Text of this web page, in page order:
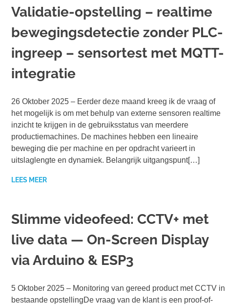
Validatie-opstelling – realtime
bewegingsdetectie zonder PLC-
ingreep – sensortest met MQTT-
integratie
26 Oktober 2025 – Eerder deze maand kreeg ik de vraag of
het mogelijk is om met behulp van externe sensoren realtime
inzicht te krijgen in de gebruiksstatus van meerdere
productiemachines. De machines hebben een lineaire
beweging die per machine en per opdracht varieert in
uitslaglengte en dynamiek. Belangrijk uitgangspunt[…]
LEES MEER
Slimme videofeed: CCTV+ met
live data — On-Screen Display
via Arduino & ESP3
5 Oktober 2025 – Monitoring van gereed product met CCTV in
bestaande opstellingDe vraag van de klant is een proof-of-